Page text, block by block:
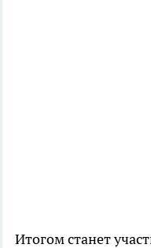
Итогом станет